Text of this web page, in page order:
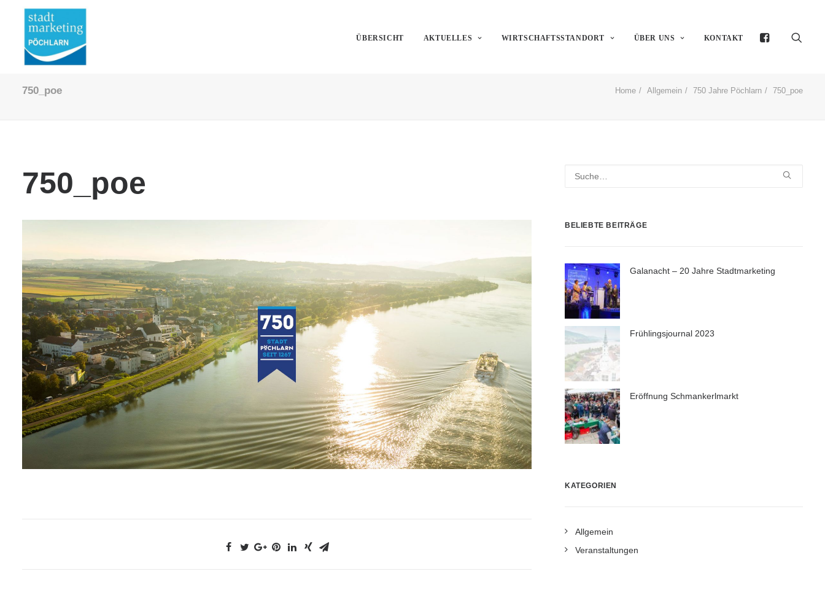
ÜBERSICHT AKTUELLES WIRTSCHAFTSSTANDORT ÜBER UNS KONTAKT
750_poe Home Allgemein 750 Jahre Pöchlarn 750_poe
750_poe
BELIEBTE BEITRÄGE
Galanacht – 20 Jahre Stadtmarketing
Frühlingsjournal 2023
Eröffnung Schmankerlmarkt
KATEGORIEN
Allgemein
Veranstaltungen